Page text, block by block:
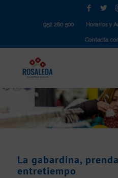
952 280 500 Horarios y
Contacta
La gabardina,
entretiempo